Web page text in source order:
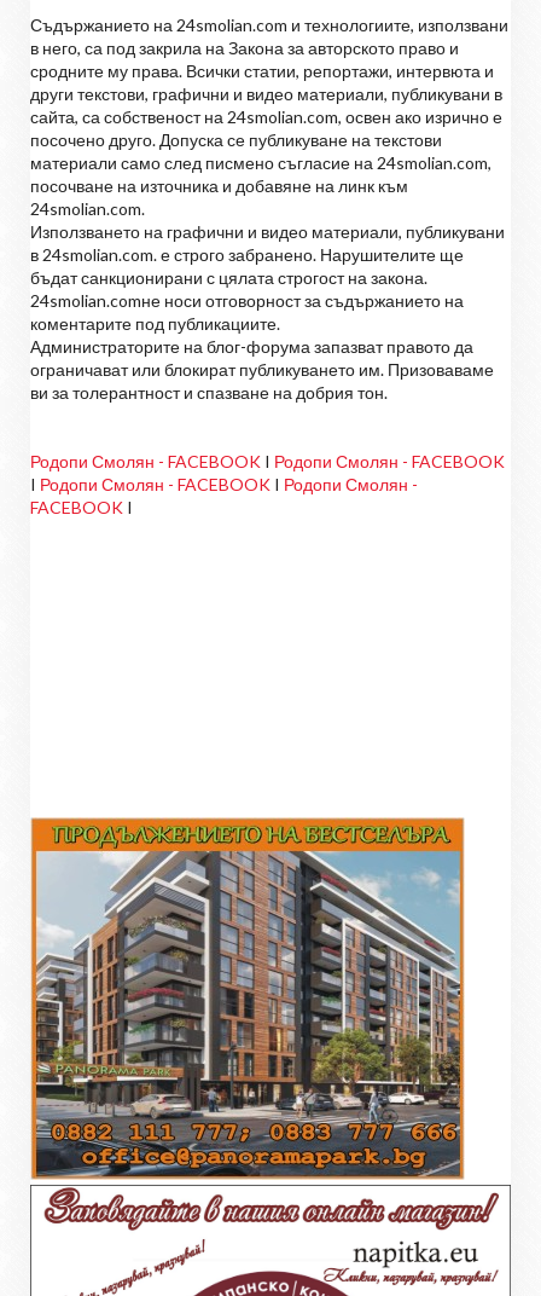
Съдържанието на 24smolian.com и технологиите, използвани
в него, са под закрила на Закона за авторското право и
сродните му права. Всички статии, репортажи, интервюта и
други текстови, графични и видео материали, публикувани в
сайта, са собственост на 24smolian.com, освен ако изрично е
посочено друго. Допуска се публикуване на текстови
материали само след писмено съгласие на 24smolian.com,
посочване на източника и добавяне на линк към
24smolian.com.
Използването на графични и видео материали, публикувани
в 24smolian.com. е строго забранено. Нарушителите ще
бъдат санкционирани с цялата строгост на закона.
24smolian.comне носи отговорност за съдържанието на
коментарите под публикациите.
Администраторите на блог-форума запазват правото да
ограничават или блокират публикуването им. Призоваваме
ви за толерантност и спазване на добрия тон.
Родопи Смолян - FACEBOOK I Родопи Смолян - FACEBOOK
I Родопи Смолян - FACEBOOK I Родопи Смолян -
FACEBOOK I